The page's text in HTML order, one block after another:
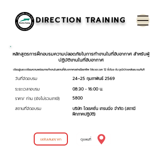
DIRECTION TRAINING
หลักสูตรการฝึกอบรมความปลอดภัยในการทำงานในที่อับอากาศ สำหรับผู้
ปฏิบัติงานในที่อับอากาศ
เรียนรู้และเตรียมความพร้อมการทำงานในสถานที่อับอากาศอย่างมืออาชีพ ใช้ระยะเวลา 12 ชั่วโมง รับวุฒิบัตรหลังอบรมทันที
วันที่จัดอบรม
ระยะเวลาอบรม
ราคา/ ท่าน (ยังไม่รวมภาษี)
สถานที่จัดอบรม
24–25 กุมภาพันธ์ 2569
08:30 - 16:00 น.
5800
บริษัท ไดเรคชั่น เทรนนิ่ง จำกัด (สถานี
ฝึกภาคปฏิบัติ)
ขอใบเสนอราคา ดูแผนที่